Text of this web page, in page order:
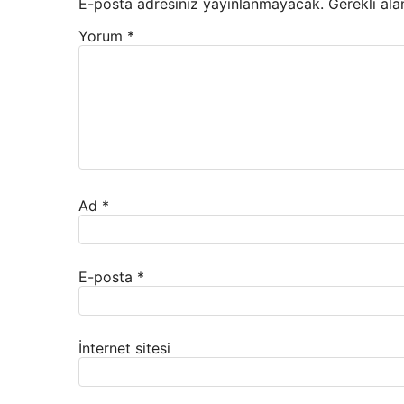
Yorum *
Ad *
E-posta *
İnternet sitesi